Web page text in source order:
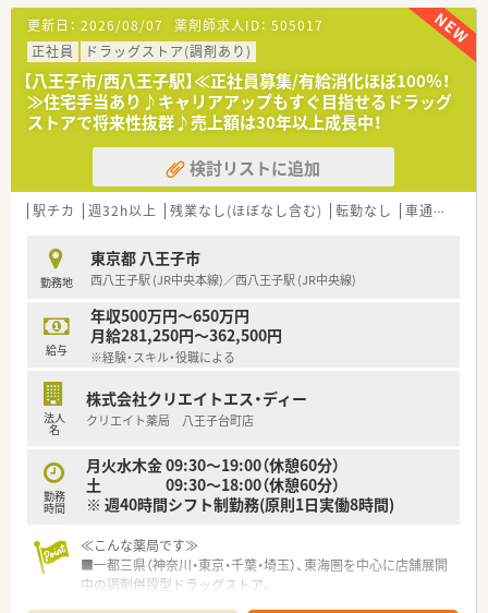
【勤務実態について】
■年間休日は104日ですが、有給休暇の取得率はほぼ100%で、連
休も取得しやすいです。
■残業はほとんど発生しないため、プライベートの時間をしっか
りと確保することができます。
■年始の1月1日から3日は全店休業となり、ご家族や友人とゆっ
くり過ごすことが可能です。
【職場環境と雰囲気】
■2023年にオープンしたばかりの新しい店舗で、非常に綺麗な
環境で働くことができます。
風通しの良い職場です。
■百貨店内にあるため、休憩時間や勤務終了後に気軽に買い物を
楽しむことが可能です。
更新日： 2026/08/07 薬剤師求人ID： 505017
正社員
ドラッグストア(調剤あり)
【八王子市/西八王子駅】≪正社員募集/有給消化ほぼ100％！
≫住宅手当あり♪キャリアアップもすぐ目指せるドラッグ
ストアで将来性抜群♪売上額は30年以上成長中！
検討リストに追加
駅チカ 週32h以上 残業なし(ほぼなし含む) 転勤なし 車通勤可
勤務地
東京都 八王子市
西八王子駅 (JR中央本線)／西八王子駅 (JR中央線)
給与
年収500万円～650万円
月給281,250円～362,500円
※経験・スキル・役職による
法人
名
株式会社クリエイトエス・ディー
クリエイト薬局 八王子台町店
勤務
時間
月火水木金 09:30～19:00（休憩60分）
土 09:30～18:00（休憩60分）
※ 週40時間シフト制勤務(原則1日実働8時間)
≪こんな薬局です≫
■一都三県（神奈川・東京・千葉・埼玉）、東海圏を中心に店舗展開
中の調剤併設型ドラッグストア。